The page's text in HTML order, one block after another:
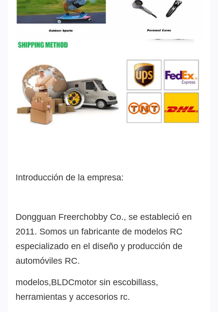
Introducción de la empresa:
Dongguan Freerchobby Co., se estableció en
2011. Somos un fabricante de modelos RC
especializado en el diseño y producción de
automóviles RC.
modelos,BLDCmotor sin escobillass,
herramientas y accesorios rc.